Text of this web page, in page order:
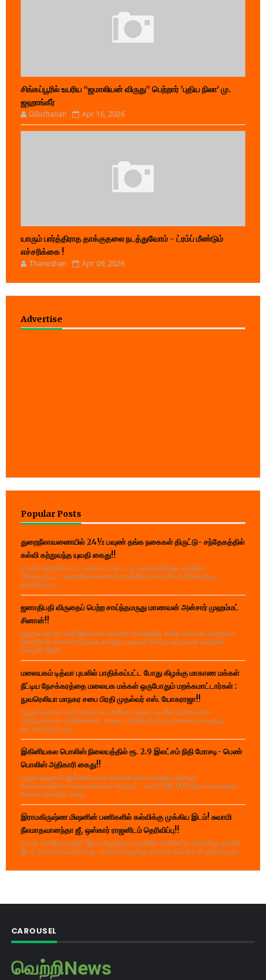
சிங்கப்பூரில் உயரிய “ஜமாலியன் விருது” பெற்றார் 'புதிய நிலா' மு.
ஜஹாங்கீர்
Diluchanan Apr 16, 2026
யாரும் பார்த்திராத தாக்குதலை நடத்துவோம் - ட்ரம்ப் மீண்டும்
எச்சரிக்கை !
Thanoshan Apr 09, 2026
Advertise
Popular Posts
துறைநீலாவணையில் 24½ பவுண் தங்க நகைகள் திருட்டு- சந்தேகத்தில்
கல்வி கற்றுவந்த யுவதி கைது!!
(பாறுக் ஷிஹான்) மட்டக்களப்பு மாவட்டம், களுவாஞ்சிகுடி பொலிஸ்
பிரிவுக்குட்பட்ட துறைநீலாவணை கிராமத்தில் உள்ள வீடொன்றிலிருந்து
தாலிக்கொடி,...
ஜனாதிபதி விருதைப் பெற்ற சாய்ந்தமருது மாணவன் அன்சார் முஹம்மட்
சினான்!!
(நூருல் ஹுதா உமர்) இலங்கை சாரணர் சங்கத்தின் உயரிய கௌரவ விருதான
ஜனாதிபதி சாரணர் விருதை சாய்ந்தமருதைச் சேர்ந்த கல்முனை ஸாஹிரா
கல்லூரி (தேசி...
மலையகம் டித்வா புயலில் பாதிக்கப்பட்ட போது கிழக்கு மாகாண மக்கள்
நீட்டிய நேசக்கரத்தை மலையக மக்கள் ஒருபோதும் மறக்கமாட்டார்கள் :
நுவரெலியா மாநகர சபை பிரதி முதல்வர் எஸ். யோகராஜா!!
(நூருல் ஹுதா உமர்) மலையகப் பிரதேசம் டித்வா புயலில் கடுமையான
பாதிப்புக்களை எதிர்கொண்ட காலகட்டத்தில் கிழக்கு மாகாண மக்களும்,
ஊடகங்களும் வழ...
இகினியகல பொலிஸ் நிலையத்தில் ரூ. 2.9 இலட்சம் நிதி மோசடி- பெண்
பொலிஸ் அதிகாரி கைது!!
பாறுக் ஷிஹான் இங்கினியாகல பொலிஸ் நிலையத்தில் பல்வேறு
சேவைகளுக்காக வருமானமாகப் பெறப்பட்ட சுமார் 290,000 ரூபாய் பணத்தை
மோசடி செய்தார் என்ற...
இராமகிருஷ்ண மிஷனின் பணிகளில் கல்விக்கு முக்கிய இடம்! சுவாமி
நீலமாதவானந்தா ஜீ, ஒஸ்கார் ராஜனிடம் தெரிவிப்பு!!
( வி.ரி. சகாதேவராஜா) "இராமகிருஷ்ண மிஷனின் பணிகளில் கல்விக்கு முக்கிய
இடம் அளிக்கப்பட்டுள்ளது. மாணவர்களுக்கு தரமான கல்வியுடன் நல்லொழுக...
CAROUSEL
வெற்றிNews